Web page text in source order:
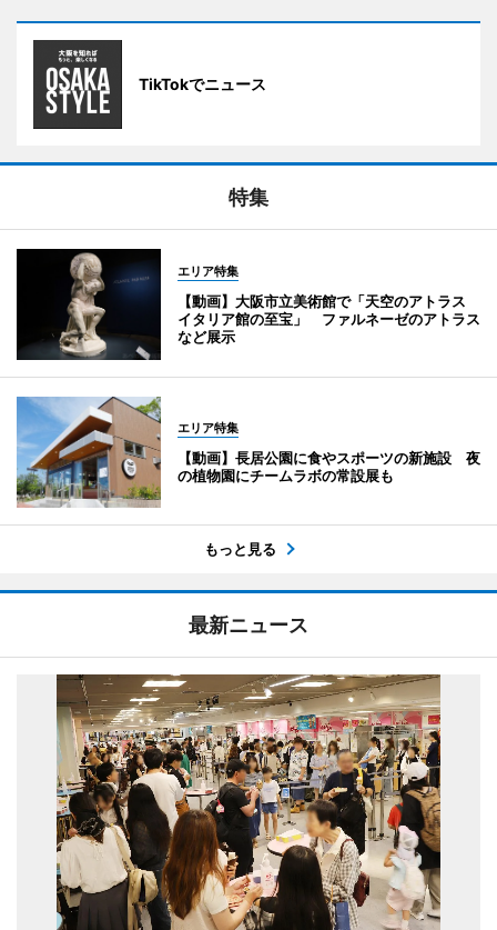
TikTokでニュース
特集
エリア特集
【動画】大阪市立美術館で「天空のアトラス
イタリア館の至宝」 ファルネーゼのアトラス
など展示
エリア特集
【動画】長居公園に食やスポーツの新施設 夜
の植物園にチームラボの常設展も
もっと見る
最新ニュース